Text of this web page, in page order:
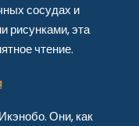
сосудах и
рисунками, эта
чтение.
Они, как